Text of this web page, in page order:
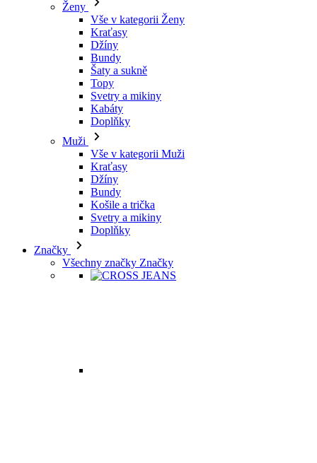
Ženy
Vše v kategorii Ženy
Kraťasy
Džíny
Bundy
Šaty a sukně
Topy
Svetry a mikiny
Kabáty
Doplňky
Muži
Vše v kategorii Muži
Kraťasy
Džíny
Bundy
Košile a trička
Svetry a mikiny
Doplňky
Značky
Všechny značky Značky